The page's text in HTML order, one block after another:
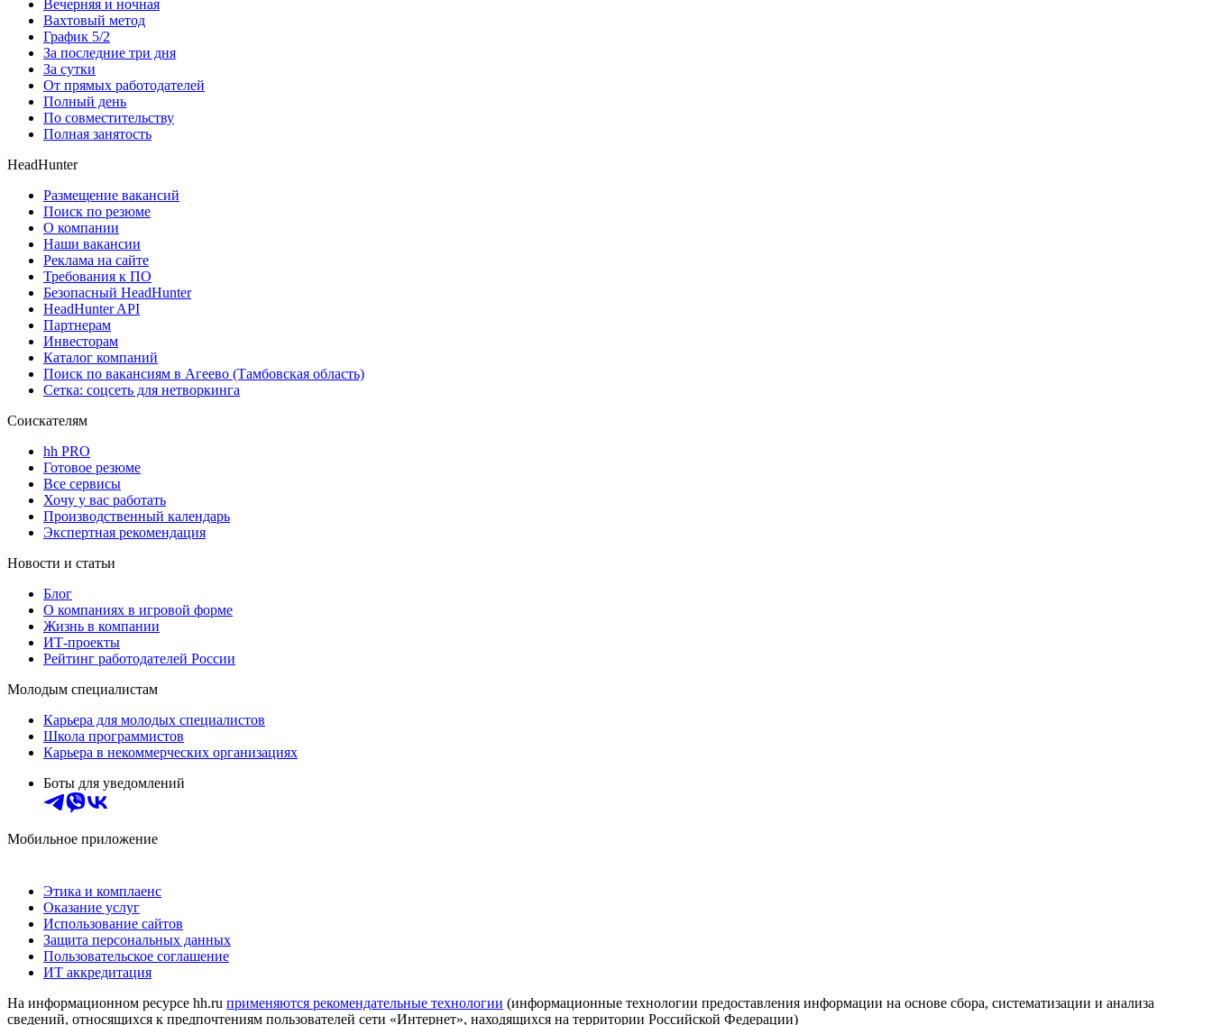
Вечерняя и ночная
Вахтовый метод
График 5/2
За последние три дня
За сутки
От прямых работодателей
Полный день
По совместительству
Полная занятость
HeadHunter
Размещение вакансий
Поиск по резюме
О компании
Наши вакансии
Реклама на сайте
Требования к ПО
Безопасный HeadHunter
HeadHunter API
Партнерам
Инвесторам
Каталог компаний
Поиск по вакансиям в Агеево (Тамбовская область)
Сетка: соцсеть для нетворкинга
Соискателям
hh PRO
Готовое резюме
Все сервисы
Хочу у вас работать
Производственный календарь
Экспертная рекомендация
Новости и статьи
Блог
О компаниях в игровой форме
Жизнь в компании
ИТ-проекты
Рейтинг работодателей России
Молодым специалистам
Карьера для молодых специалистов
Школа программистов
Карьера в некоммерческих организациях
Боты для уведомлений
Мобильное приложение
Этика и комплаенс
Оказание услуг
Использование сайтов
Защита персональных данных
Пользовательское соглашение
ИТ аккредитация
На информационном ресурсе hh.ru применяются рекомендательные технологии (информационные технологии предоставления информации на основе сбора, систематизации и анализа
сведений, относящихся к предпочтениям пользователей сети «Интернет», находящихся на территории Российской Федерации)